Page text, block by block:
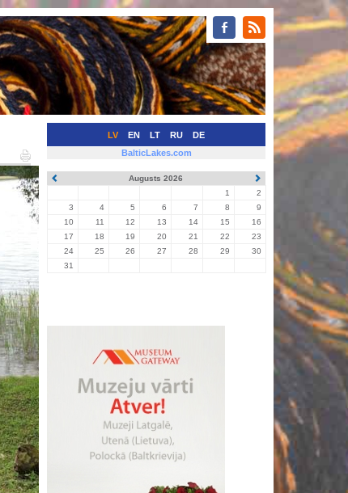
LV EN LT RU DE
BalticLakes.com
Augusts 2026
1
2
3
4 5 6 7 8
9
10
11 12 13 14 15
16
17
18 19 20 21 22
23
24
25 26 27 28 29
30
31